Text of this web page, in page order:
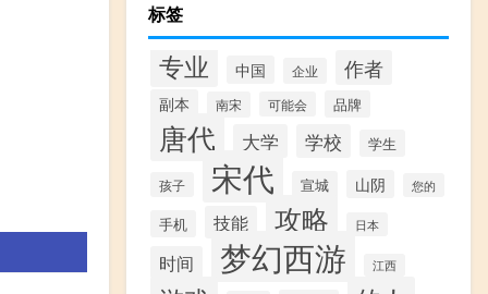
标签
专业 中国 企业 作者
副本 南宋 可能会 品牌
唐代 大学 学校 学生
孩子 宋代 宣城 山阴 您的
手机 技能 攻略 日本
时间 梦幻西游 江西